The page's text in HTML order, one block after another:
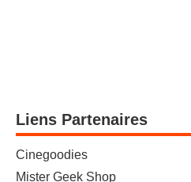
Liens Partenaires
Cinegoodies
Mister Geek Shop